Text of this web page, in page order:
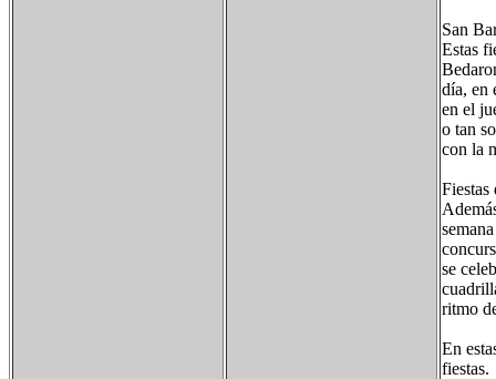
San
Estas
día, en
en el
o tan
con la
Fiestas
se
ritmo
En
fiestas.